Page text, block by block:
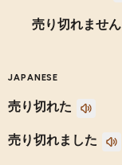
売り切れません
JAPANESE
売り切れた
売り切れました